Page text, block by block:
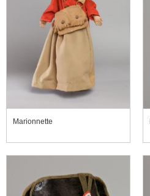
Marionnette